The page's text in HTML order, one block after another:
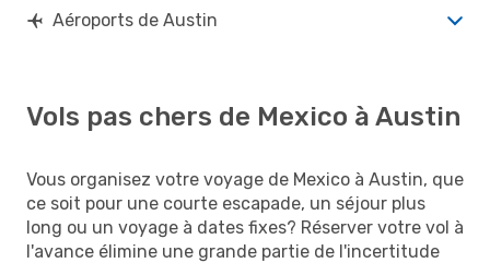
Aéroports de Austin
Vols pas chers de Mexico à Austin
Vous organisez votre voyage de Mexico à Austin, que
ce soit pour une courte escapade, un séjour plus
long ou un voyage à dates fixes? Réserver votre vol à
l'avance élimine une grande partie de l'incertitude